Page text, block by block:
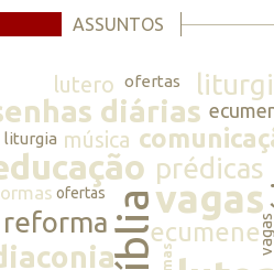
ASSUNTOS
lutero ofertas
diárias
liturgia música
prédicas
ofertasbíbliavagas
reforma ecumenevagas